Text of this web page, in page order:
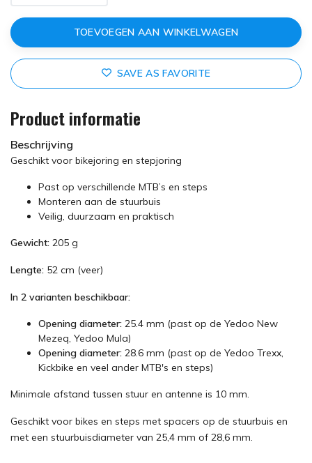
TOEVOEGEN AAN WINKELWAGEN
SAVE AS FAVORITE
Product informatie
Beschrijving
Geschikt voor bikejoring en stepjoring
Past op verschillende MTB’s en steps
Monteren aan de stuurbuis
Veilig, duurzaam en praktisch
Gewicht: 205 g
Lengte: 52 cm (veer)
In 2 varianten beschikbaar:
Opening diameter: 25.4 mm (past op de Yedoo New
Mezeq, Yedoo Mula)
Opening diameter: 28.6 mm (past op de Yedoo Trexx,
Kickbike en veel ander MTB's en steps)
Minimale afstand tussen stuur en antenne is 10 mm.
Geschikt voor bikes en steps met spacers op de stuurbuis en
met een stuurbuisdiameter van 25,4 mm of 28,6 mm.